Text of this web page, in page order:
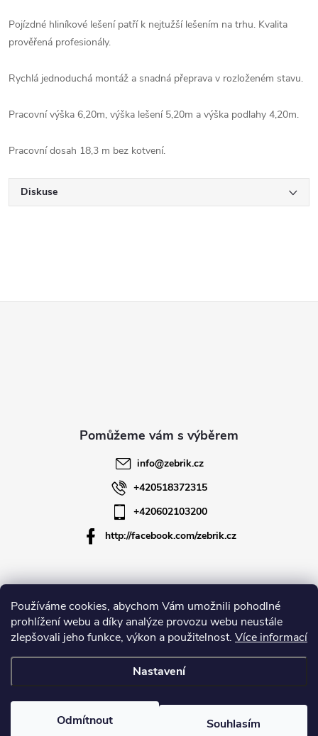
Používáme cookies, abychom Vám umožnili pohodlné
prohlížení webu a díky analýze provozu webu neustále
zlepšovali jeho funkce, výkon a použitelnost. Více informací
Nastavení
Odmítnout Souhlasím
Pojízdné hliníkové lešení patří k nejtužší lešením na trhu. Kvalita
prověřená profesionály.
Rychlá jednoduchá montáž a snadná přeprava v rozloženém stavu.
Pracovní výška 6,20m, výška lešení 5,20m a výška podlahy 4,20m.
Pracovní dosah 18,3 m bez kotvení.
Diskuse
info@zebrik.cz
+420518372315
+420602103200
http://facebook.com/zebrik.cz
Informace pro vás
O společnosti
cookies